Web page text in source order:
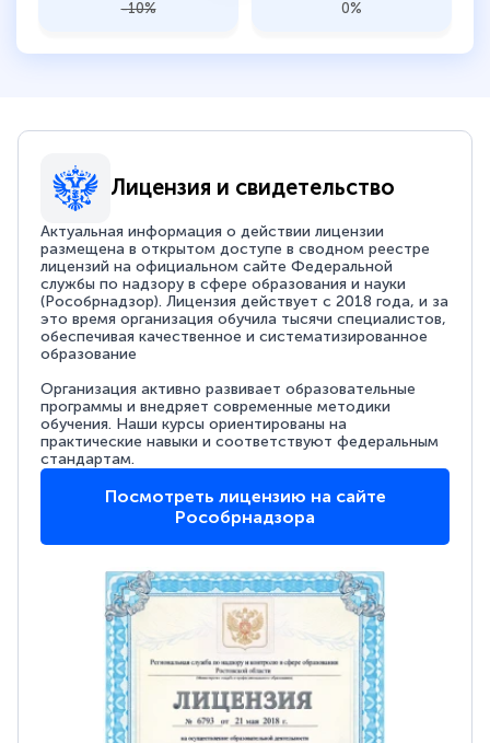
-10% 0%
Лицензия и свидетельство
Актуальная информация о действии лицензии
размещена в открытом доступе в сводном реестре
лицензий на официальном сайте Федеральной
службы по надзору в сфере образования и науки
(Рособрнадзор). Лицензия действует с 2018 года, и за
это время организация обучила тысячи специалистов,
обеспечивая качественное и систематизированное
образование
Организация активно развивает образовательные
программы и внедряет современные методики
обучения. Наши курсы ориентированы на
практические навыки и соответствуют федеральным
стандартам.
Посмотреть лицензию на сайте
Рособрнадзора